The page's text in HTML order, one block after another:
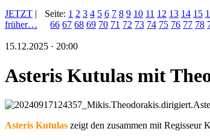
JETZT |
früher…
Seite: 1 2 3 4 5 6 7 8 9 10 11 12 13 14 15
66 67 68 69 70 71 72 73 74 75 76 77 78
15.12.2025 · 20:00
Asteris Kutulas mit
Asteris Kutulas zeigt den zusammen mit Regisseur